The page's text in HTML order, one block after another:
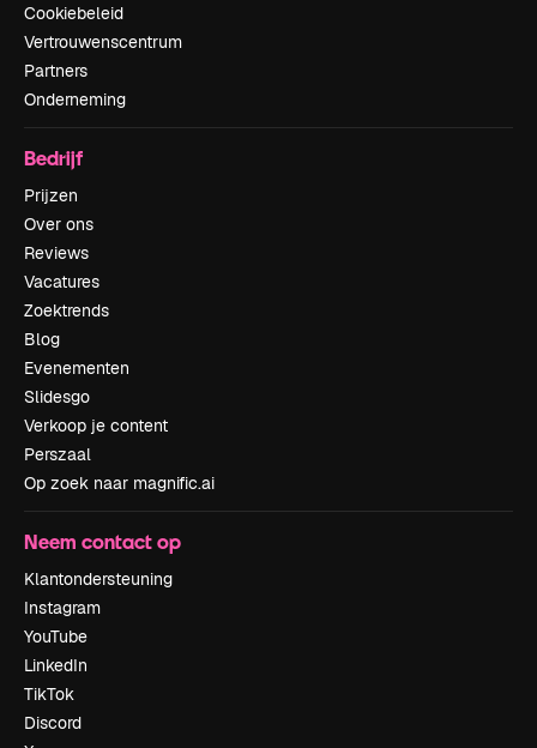
Cookiebeleid
Vertrouwenscentrum
Partners
Onderneming
Bedrijf
Prijzen
Over ons
Reviews
Vacatures
Zoektrends
Blog
Evenementen
Slidesgo
Verkoop je content
Perszaal
Op zoek naar magnific.ai
Neem contact op
Klantondersteuning
Instagram
YouTube
LinkedIn
TikTok
Discord